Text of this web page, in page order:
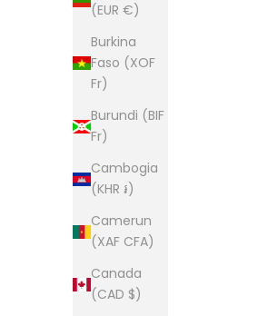
(EUR €)
Burkina
Faso (XOF
Fr)
Burundi (BIF
Fr)
Cambogia
(KHR ៛)
Camerun
(XAF CFA)
Canada
(CAD $)